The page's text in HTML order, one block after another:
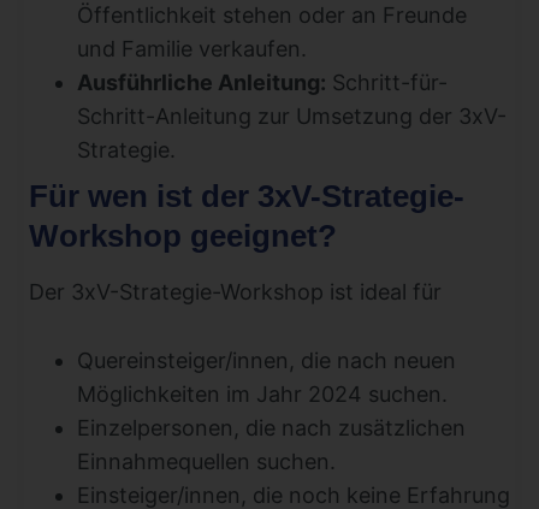
Öffentlichkeit stehen oder an Freunde
und Familie verkaufen.
Ausführliche Anleitung: Schritt-für-
Schritt-Anleitung zur Umsetzung der 3xV-
Strategie.
Für wen ist der 3xV-Strategie-
Workshop geeignet?
Der 3xV-Strategie-Workshop ist ideal für
Quereinsteiger/innen, die nach neuen
Möglichkeiten im Jahr 2024 suchen.
Einzelpersonen, die nach zusätzlichen
Einnahmequellen suchen.
Einsteiger/innen, die noch keine Erfahrung